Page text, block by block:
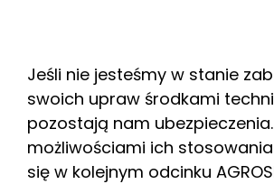
Jeśli nie jesteśmy w stanie
swoich upraw środkami
pozostają nam ubezpieczenia.
możliwościami ich
się w kolejnym odcinku